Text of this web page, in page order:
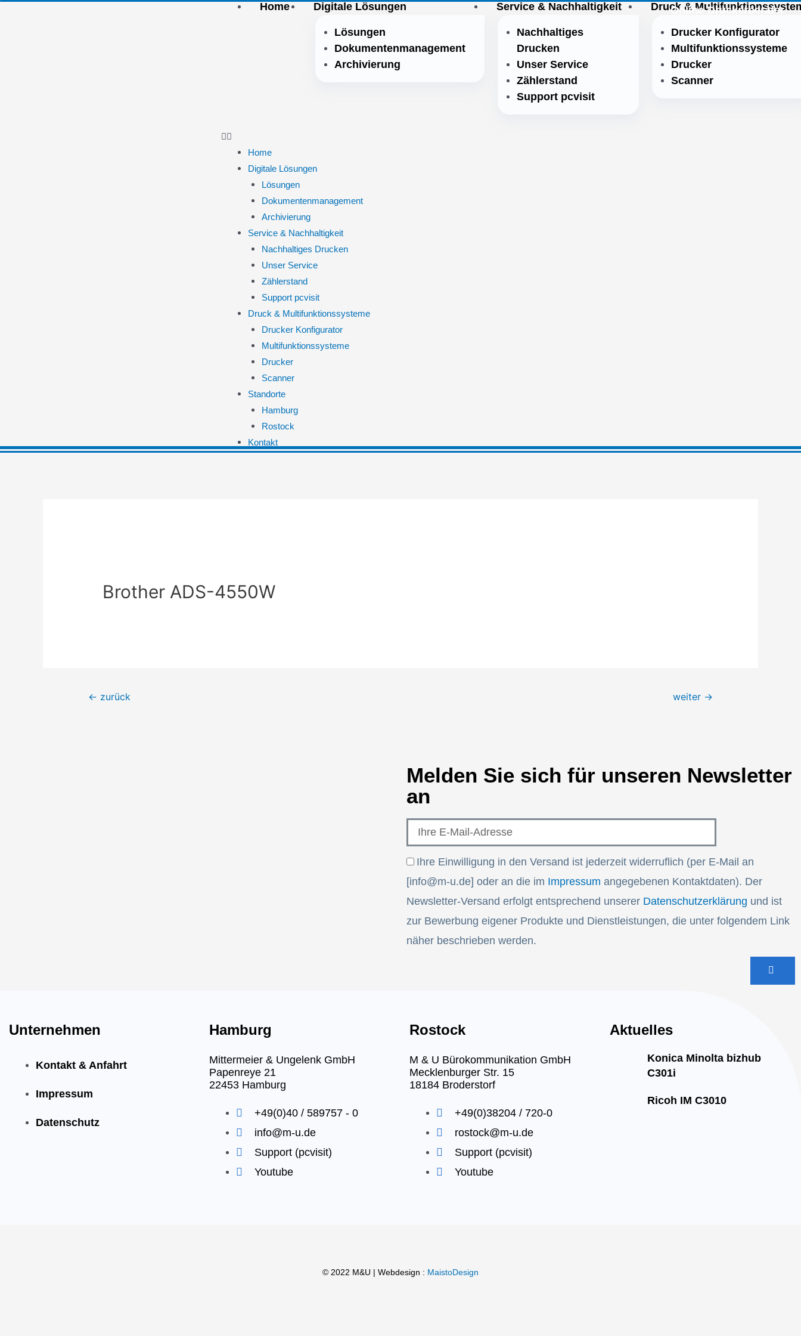
Online-Druckerberater
Home Digitale Lösungen
Lösungen
Dokumentenmanagement
Archivierung
Service & Nachhaltigkeit
Nachhaltiges
Drucken
Unser Service
Zählerstand
Support pcvisit
Druck &
Drucker Konfigurator
Multifunktionssysteme
Drucker
Scanner
Home
Digitale Lösungen
Lösungen
Dokumentenmanagement
Archivierung
Service & Nachhaltigkeit
Nachhaltiges Drucken
Unser Service
Zählerstand
Support pcvisit
Druck & Multifunktionssysteme
Drucker Konfigurator
Multifunktionssysteme
Drucker
Scanner
Standorte
Hamburg
Rostock
Kontakt
Brother ADS-4550W
← zurück weiter →
Melden Sie sich für unseren Newsletter
an
Ihre Einwilligung in den Versand ist jederzeit widerruflich (per E-Mail an
[info@m-u.de] oder an die im Impressum angegebenen Kontaktdaten). Der
Newsletter-Versand erfolgt entsprechend unserer Datenschutzerklärung und ist
zur Bewerbung eigener Produkte und Dienstleistungen, die unter folgendem Link
näher beschrieben werden.
Unternehmen
Kontakt & Anfahrt
Impressum
Datenschutz
Hamburg
Mittermeier & Ungelenk GmbH
Papenreye 21
22453 Hamburg
+49(0)40 / 589757 - 0
info@m-u.de
Support (pcvisit)
Youtube
Rostock
M & U Bürokommunikation GmbH
Mecklenburger Str. 15
18184 Broderstorf
+49(0)38204 / 720-0
rostock@m-u.de
Support (pcvisit)
Youtube
Aktuelles
Konica Minolta bizhub
C301i
Ricoh IM C3010
© 2022 M&U | Webdesign : MaistoDesign